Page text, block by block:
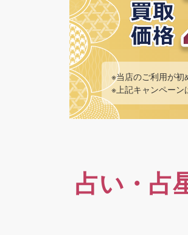
※当店のご利用が初
※上記キャンペーン
占い・占